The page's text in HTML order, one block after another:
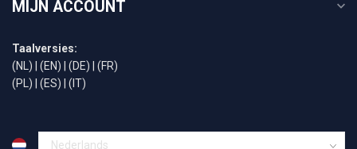
MIJN ACCOUNT
Taalversies:
(NL)
(EN) (DE)
(FR)
(PL)
(ES) (IT)